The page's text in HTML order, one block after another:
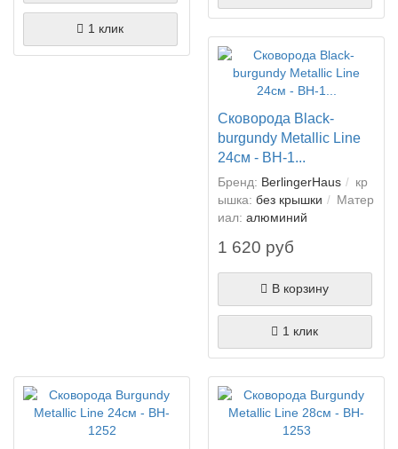
1 клик
Сковорода Black-
burgundy Metallic Line
24см - BH-1...
Бренд: BerlingerHaus
кр
ышка: без крышки
Матер
иал: алюминий
1 620 руб
В корзину
1 клик